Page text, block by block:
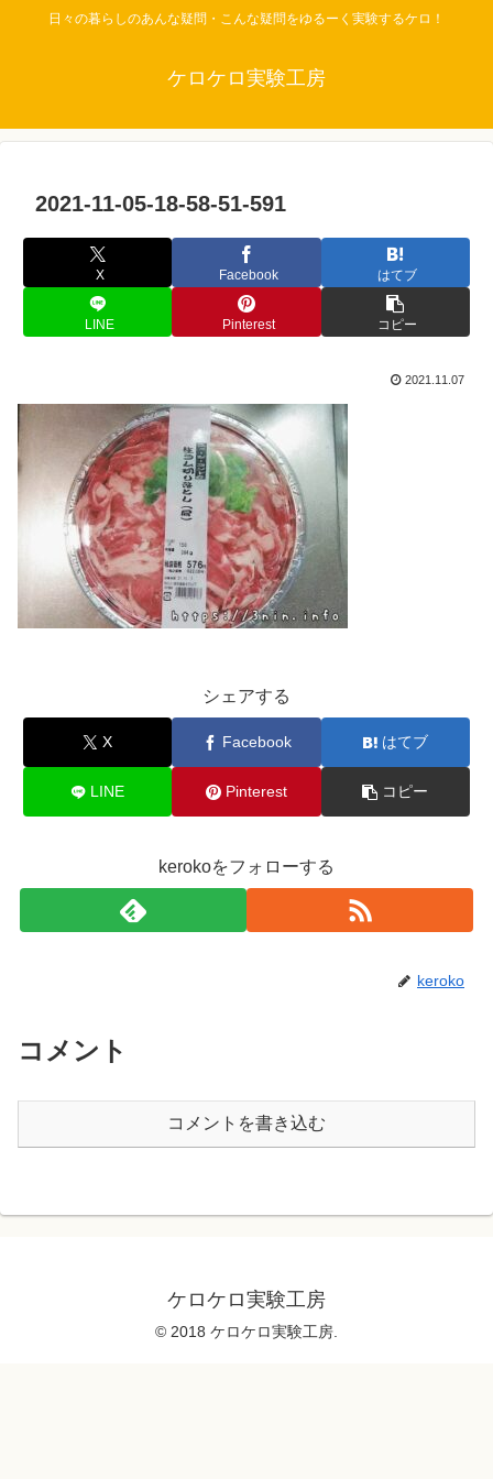
日々の暮らしのあんな疑問・こんな疑問をゆるーく実験するケロ！
ケロケロ実験工房
2021-11-05-18-58-51-591
X Facebook はてブ
LINE Pinterest コピー
2021.11.07
シェアする
X Facebook はてブ
LINE Pinterest コピー
kerokoをフォローする
keroko
コメント
コメントを書き込む
ケロケロ実験工房
© 2018 ケロケロ実験工房.